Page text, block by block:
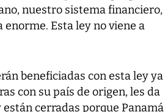
nuestro sistema financiero,
Esta ley no viene a
beneficiadas con esta ley ya
con su país de origen, les da
cerradas porque Panamá